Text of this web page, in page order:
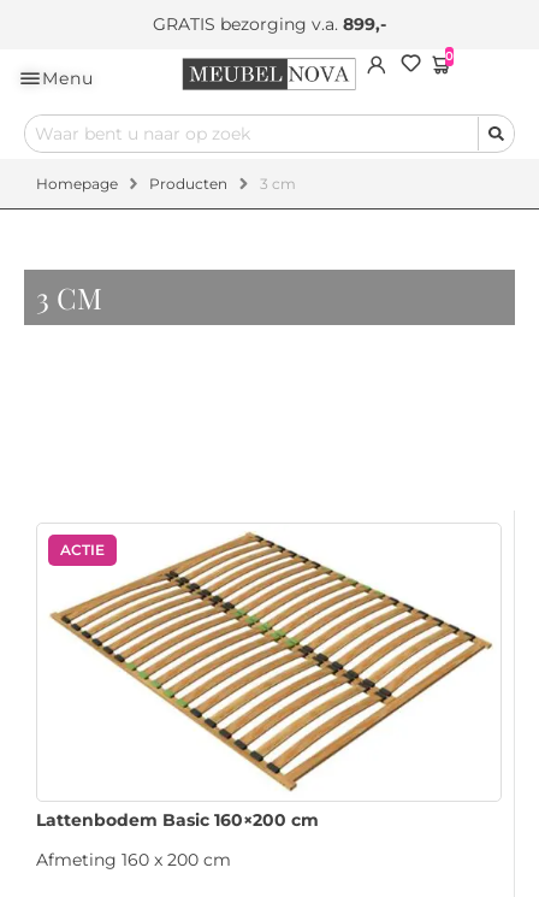
GRATIS bezorging v.a. 899,-
Menu
0
Homepage Producten 3 cm
3 CM
ACTIE
Lattenbodem Basic 160×200 cm
Afmeting 160 x 200 cm